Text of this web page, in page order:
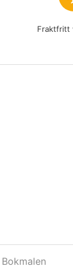
Fraktfritt